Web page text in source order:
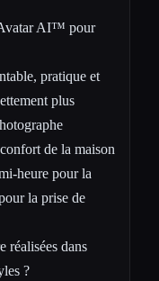
Avatar AI™ pour
pratique et
plus
de la maison
heure pour la
la prise de
réalisées dans
?